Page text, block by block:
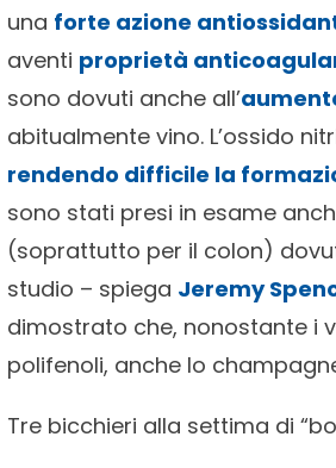
una forte azione
aventi proprietà
sono dovuti anche all’
abitualmente vino. L’ossido
rendendo difficile la
sono stati presi in esame
(soprattutto per il colon)
studio – spiega Jeremy
dimostrato che, nonostante i
polifenoli, anche lo
Tre bicchieri alla settima di